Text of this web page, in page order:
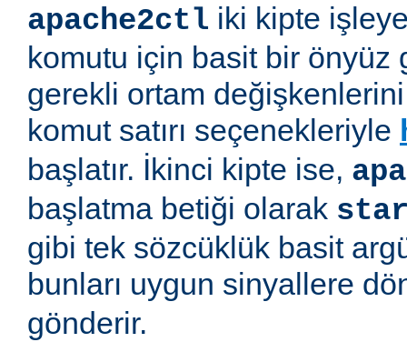
apache2ctl iki kipte
komutu için basit bir önyüz
gerekli ortam
komut satırı seçenekleriyle
başlatır. İkinci kipte ise,
başlatma betiği olarak
gibi tek sözcüklük basit
bunları uygun sinyallere
gönderir.